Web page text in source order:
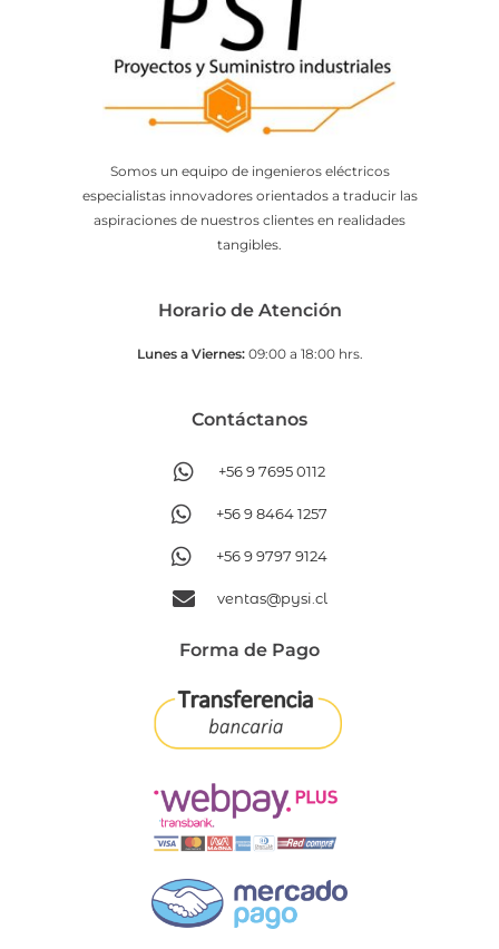
Somos un equipo de ingenieros eléctricos
especialistas innovadores orientados a traducir las
aspiraciones de nuestros clientes en realidades
tangibles.
Horario de Atención
Lunes a Viernes:09:00 a 18:00 hrs.
Contáctanos​
+56 9 7695 0112
+56 9 8464 1257
+56 9 9797 9124
ventas@pysi.cl
Forma de Pago